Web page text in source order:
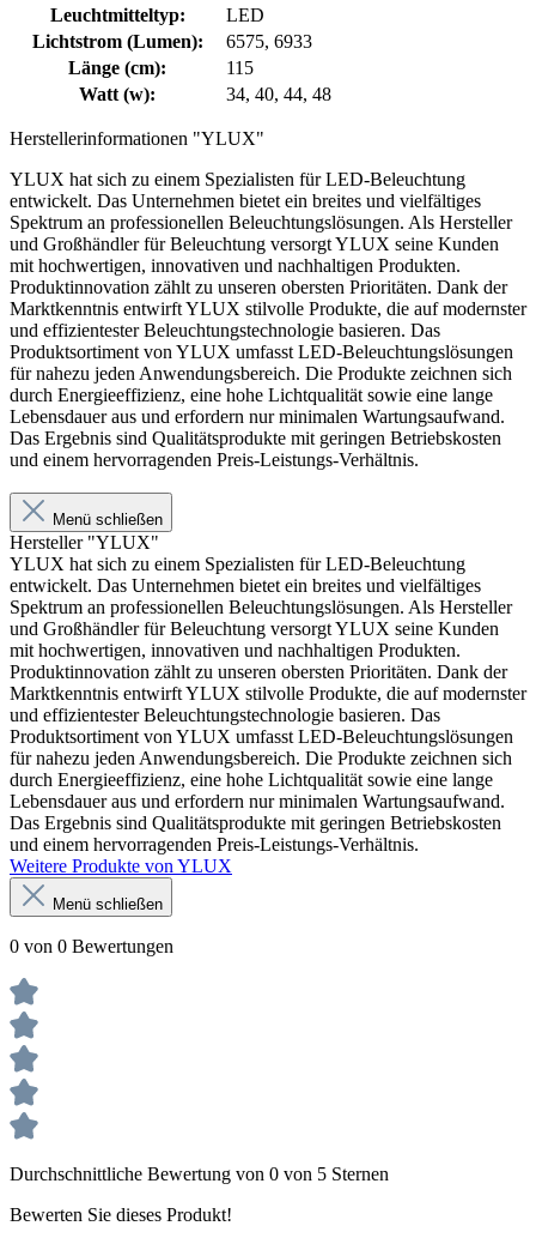
Leuchtmitteltyp:
LED
Lichtstrom (Lumen):
6575, 6933
Länge (cm):
115
Watt (w):
34, 40, 44, 48
Herstellerinformationen "YLUX"
YLUX hat sich zu einem Spezialisten für LED-Beleuchtung
entwickelt. Das Unternehmen bietet ein breites und vielfältiges
Spektrum an professionellen Beleuchtungslösungen. Als Hersteller
und Großhändler für Beleuchtung versorgt YLUX seine Kunden
mit hochwertigen, innovativen und nachhaltigen Produkten.
Produktinnovation zählt zu unseren obersten Prioritäten. Dank der
Marktkenntnis entwirft YLUX stilvolle Produkte, die auf modernster
und effizientester Beleuchtungstechnologie basieren. Das
Produktsortiment von YLUX umfasst LED-Beleuchtungslösungen
für nahezu jeden Anwendungsbereich. Die Produkte zeichnen sich
durch Energieeffizienz, eine hohe Lichtqualität sowie eine lange
Lebensdauer aus und erfordern nur minimalen Wartungsaufwand.
Das Ergebnis sind Qualitätsprodukte mit geringen Betriebskosten
und einem hervorragenden Preis-Leistungs-Verhältnis.
Menü schließen
Hersteller "YLUX"
YLUX hat sich zu einem Spezialisten für LED-Beleuchtung
entwickelt. Das Unternehmen bietet ein breites und vielfältiges
Spektrum an professionellen Beleuchtungslösungen. Als Hersteller
und Großhändler für Beleuchtung versorgt YLUX seine Kunden
mit hochwertigen, innovativen und nachhaltigen Produkten.
Produktinnovation zählt zu unseren obersten Prioritäten. Dank der
Marktkenntnis entwirft YLUX stilvolle Produkte, die auf modernster
und effizientester Beleuchtungstechnologie basieren. Das
Produktsortiment von YLUX umfasst LED-Beleuchtungslösungen
für nahezu jeden Anwendungsbereich. Die Produkte zeichnen sich
durch Energieeffizienz, eine hohe Lichtqualität sowie eine lange
Lebensdauer aus und erfordern nur minimalen Wartungsaufwand.
Das Ergebnis sind Qualitätsprodukte mit geringen Betriebskosten
und einem hervorragenden Preis-Leistungs-Verhältnis.
Weitere Produkte von YLUX
Menü schließen
0 von 0 Bewertungen
Durchschnittliche Bewertung von 0 von 5 Sternen
Bewerten Sie dieses Produkt!